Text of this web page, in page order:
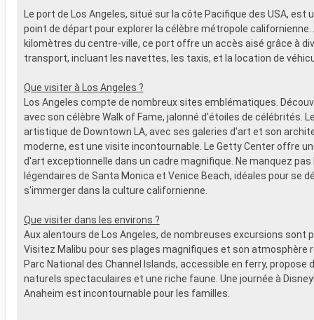
Le port de Los Angeles, situé sur la côte Pacifique des USA, est
point de départ pour explorer la célèbre métropole californienne.
kilomètres du centre-ville, ce port offre un accès aisé grâce à
transport, incluant les navettes, les taxis, et la location de
Que visiter à Los Angeles ?
Los Angeles compte de nombreux sites emblématiques.
avec son célèbre Walk of Fame, jalonné d'étoiles de célébrités.
artistique de Downtown LA, avec ses galeries d'art et son
moderne, est une visite incontournable. Le Getty Center offre
d'art exceptionnelle dans un cadre magnifique. Ne manquez pas
légendaires de Santa Monica et Venice Beach, idéales pour se
s'immerger dans la culture californienne.
Que visiter dans les environs ?
Aux alentours de Los Angeles, de nombreuses excursions sont
Visitez Malibu pour ses plages magnifiques et son atmosphère
Parc National des Channel Islands, accessible en ferry, propose
naturels spectaculaires et une riche faune. Une journée à
Anaheim est incontournable pour les familles.